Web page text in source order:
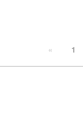
« 1